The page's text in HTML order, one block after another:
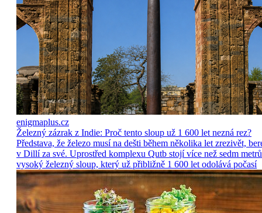
enigmaplus.cz
Železný zázrak z Indie: Proč tento sloup už 1 600 let nezná rez?
Představa, že železo musí na dešti během několika let zrezivět,
v Dillí za své. Uprostřed komplexu Qutb stojí více než sedm metrů
vysoký železný sloup, který už přibližně 1 600 let odolává počasí